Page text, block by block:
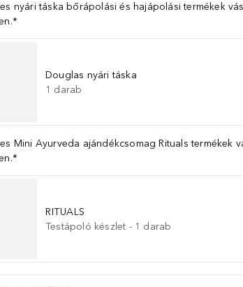
nyári táska bőrápolási és hajápolási termékek
Douglas nyári táska
1 darab
Mini Ayurveda ajándékcsomag Rituals termékek
RITUALS
Testápoló készlet - 1 darab